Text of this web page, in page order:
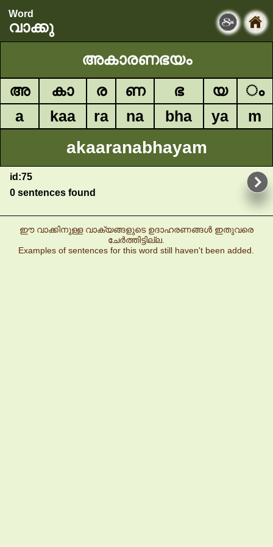
Word
വാക്കു
അകാരണഭയം
അ കാ ര ണ ഭ യ
ം
a
kaa ra na bha ya m
akaaranabhayam
id:75
0 sentences found
ഈ വാക്കിനുള്ള വാക്യങ്ങളുടെ ഉദാഹരണങ്ങൾ ഇതുവരെ
ചേർത്തിട്ടില്ല.
Examples of sentences for this word still haven't been added.